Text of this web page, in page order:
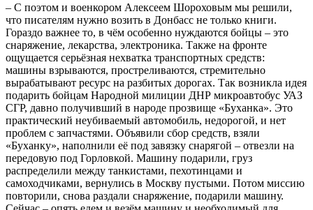
– С поэтом и военкором Алексеем Шороховым мы решили,
что писателям нужно возить в Донбасс не только книги.
Гораздо важнее то, в чём особенно нуждаются бойцы – это
снаряжение, лекарства, электроника. Также на фронте
ощущается серьёзная нехватка транспортных средств:
машины взрываются, простреливаются, стремительно
вырабатывают ресурс на разбитых дорогах. Так возникла идея
подарить бойцам Народной милиции ДНР микроавтобус УАЗ
СГР, давно получивший в народе прозвище «Буханка». Это
практический неубиваемый автомобиль, недорогой, и нет
проблем с запчастями. Объявили сбор средств, взяли
«Буханку», наполнили её под завязку снарягой – отвезли на
передовую под Горловкой. Машину подарили, груз
распределили между танкистами, пехотинцами и
самоходчиками, вернулись в Москву пустыми. Потом миссию
повторили, снова раздали снаряжение, подарили машину.